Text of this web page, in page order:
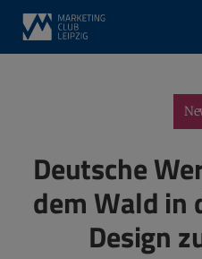
Deutsche
dem Wald in
Design